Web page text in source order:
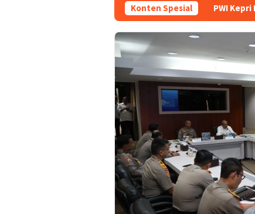
Konten Spesial
PWI Kepri Hormati